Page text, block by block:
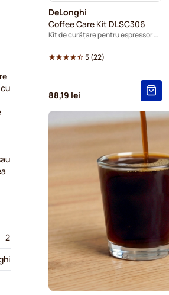
DeLonghi
Coffee Care Kit DLSC306
Kit de curățare pentru espressor automat
5(22)
88,19 lei
2